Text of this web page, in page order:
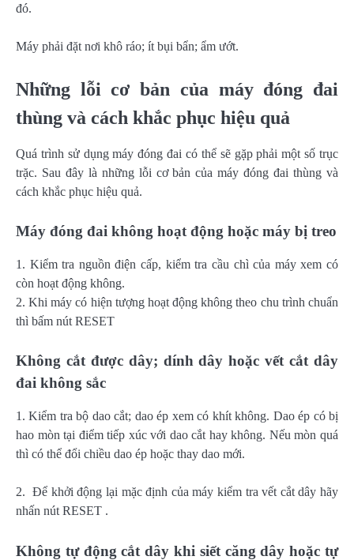
đó.
Máy phải đặt nơi khô ráo; ít bụi bẩn; ẩm ướt.
Những lỗi cơ bản của máy đóng đai
thùng và cách khắc phục hiệu quả
Quá trình sử dụng máy đóng đai có thể sẽ gặp phải một số trục
trặc. Sau đây là những lỗi cơ bản của máy đóng đai thùng và
cách khắc phục hiệu quả.
Máy đóng đai không hoạt động hoặc máy bị treo
1. Kiểm tra nguồn điện cấp, kiểm tra cầu chì của máy xem có
còn hoạt động không.
2. Khi máy có hiện tượng hoạt động không theo chu trình chuẩn
thì bấm nút RESET
Không cắt được dây; dính dây hoặc vết cắt dây
đai không sắc
1. Kiểm tra bộ dao cắt; dao ép xem có khít không. Dao ép có bị
hao mòn tại điểm tiếp xúc với dao cắt hay không. Nếu mòn quá
thì có thể đổi chiều dao ép hoặc thay dao mới.
2. Để khởi động lại mặc định của máy kiểm tra vết cắt dây hãy
nhấn nút RESET .
Không tự động cắt dây khi siết căng dây hoặc tự